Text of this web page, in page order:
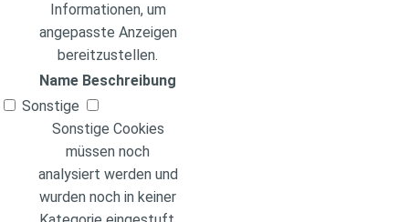
Informationen, um
angepasste Anzeigen
bereitzustellen.
Name Beschreibung
Sonstige
Sonstige Cookies
müssen noch
analysiert werden und
wurden noch in keiner